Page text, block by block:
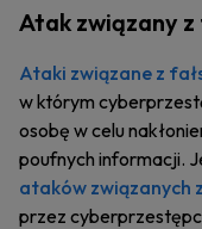
Atak związany
Ataki związane z
w którym
osobę w celu
poufnych informacji.
ataków związanych
przez